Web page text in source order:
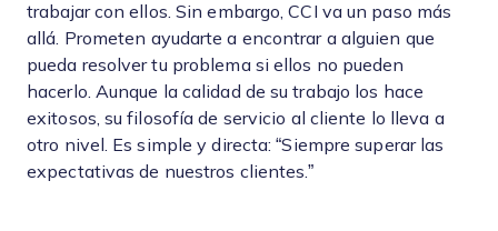
trabajar con ellos. Sin embargo, CCI va un paso más
allá. Prometen ayudarte a encontrar a alguien que
pueda resolver tu problema si ellos no pueden
hacerlo. Aunque la calidad de su trabajo los hace
exitosos, su filosofía de servicio al cliente lo lleva a
otro nivel. Es simple y directa: “Siempre superar las
expectativas de nuestros clientes.”